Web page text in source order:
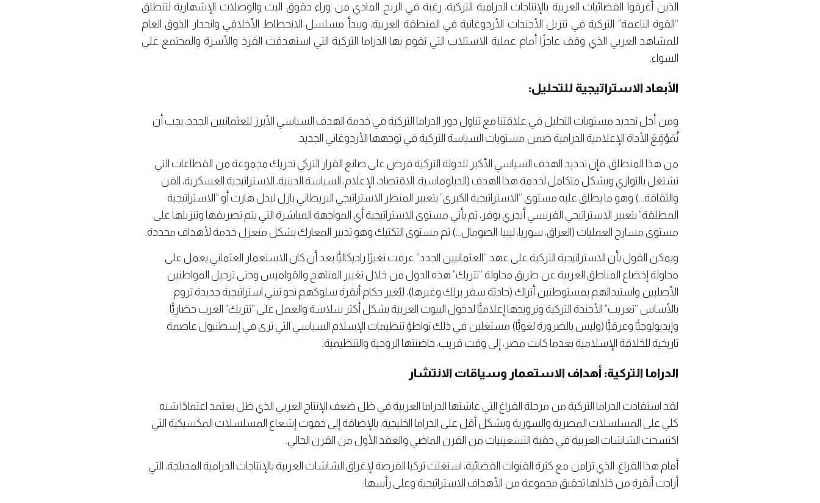
الذين أغرقوا الفضائيات العربية بالإنتاجات الدرامية التركية، رغبة في الربح المادي من وراء حقوق البث والوصلات الإشهارية لتنطلق
“القوة الناعمة” التركية في تنزيل الأجندات الأردوغانية في المنطقة العربية، ويبدأ مسلسل الانحطاط الأخلاقي وانحدار الذوق العام
للمشاهد العربي الذي وقف عاجزًا أمام عملية الاستلاب التي تقوم بها الدراما التركية التي استهدفت الفرد والأسرة والمجتمع على
السواء.
الأبعاد الاستراتيجية للتحليل:
ومن أجل تحديد مستويات التحليل في علاقتنا مع تناول دور الدراما التركية في خدمة الهدف السياسي الأبرز للعثمانيين الجدد، يجب أن
نُمَوْقِعَ الأداة الإعلامية الدرامية ضمن مستويات السياسة التركية في توجهها الأردوغاني الجديد.
من هذا المنطلق، فإن تحديد الهدف السياسي الأكبر للدولة التركية فرض على صانع القرار التركي تحريك مجموعة من القطاعات التي
تشتغل بالتوازي وبشكل متكامل لخدمة هذا الهدف (الدبلوماسية، الاقتصاد، الإعلام، السياسة الدينية، الاستراتيجية العسكرية، الفن
والثقافة…) وهو ما يطلق عليه مستوى “الاستراتيجية الكبرى” بتعبير المنظر الاستراتيجي البريطاني بازل ليدل هارت أو “الاستراتيجية
المطلقة” بتعبير الاستراتيجي الفرنسي أندري بوفر، ثم يأتي مستوى الاستراتيجية أي المواجهة المباشرة التي يتم تصريفها وتنزيلها على
مستوى مسارح العمليات (العراق، سوريا، ليبيا، الصومال…) ثم مستوى التكتيك وهو تدبير المعارك بشكل منعزل خدمة لأهداف محددة.
ويمكن القول بأن الاستراتيجية التركية على عهد “العثمانيين الجدد” عرفت تغيرًا راديكاليًّا بعد أن كان الاستعمار العثماني يعمل على
محاولة إخضاع المناطق العربية عن طريق محاولة “تتريك” هذه الدول من خلال تغيير المناهج والقواميس وحتى ترحيل المواطنين
الأصليين واستبدالهم بمستوطنين أتراك (حادثة سفر برلك وغيرها)، ليُغير حكام أنقرة سلوكهم نحو تبني استراتيجية جديدة تروم
بالأساس “تعريب” الأجندة التركية وترويجها إعلاميًّا لدخول البيوت العربية بشكل أكثر سلاسة والعمل على “تتريك” العرب حضاريًّا
وإيديولوجيًّا وعرقيًّا (وليس بالضرورة لغويًّا) مستغلين في ذلك تواطؤ تنظيمات الإسلام السياسي التي ترى في إسطنبول عاصمة
تاريخية للخلافة الإسلامية بعدما كانت مصر، إلى وقت قريب، حاضنتها الروحية والتنظيمية.
الدراما التركية: أهداف الاستعمار وسياقات الانتشار
لقد استفادت الدراما التركية من مرحلة الفراغ التي عاشتها الدراما العربية في ظل ضعف الإنتاج العربي الذي ظل يعتمد اعتمادًا شبه
كلي على المسلسلات المصرية والسورية وبشكل أقل على الدراما الخليجية، بالإضافة إلى خفوت إشعاع المسلسلات المكسيكية التي
اكتسحت الشاشات العربية في حقبة التسعينيات من القرن الماضي والعقد الأول من القرن الحالي.
أمام هذا الفراغ، الذي تزامن مع كثرة القنوات الفضائية، استغلت تركيا الفرصة لإغراق الشاشات العربية بالإنتاجات الدرامية المدبلجة، التي
أرادت أنقرة من خلالها تحقيق مجموعة من الأهداف الاستراتيجية وعلى رأسها: